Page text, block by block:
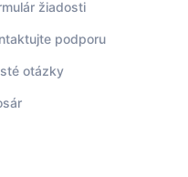
žiadosti
podporu
otázky